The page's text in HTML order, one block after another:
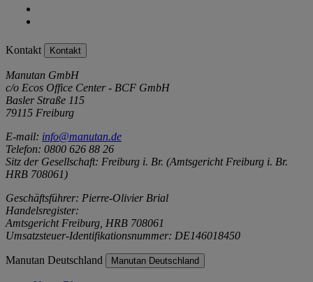
Kontakt Kontakt
Manutan GmbH
c/o Ecos Office Center - BCF GmbH
Basler Straße 115
79115 Freiburg
E-mail: info@manutan.de
Telefon: 0800 626 88 26
Sitz der Gesellschaft: Freiburg i. Br. (Amtsgericht Freiburg i. Br.
HRB 708061)
Geschäftsführer: Pierre-Olivier Brial
Handelsregister:
Amtsgericht Freiburg, HRB 708061
Umsatzsteuer-Identifikationsnummer: DE146018450
Manutan Deutschland Manutan Deutschland